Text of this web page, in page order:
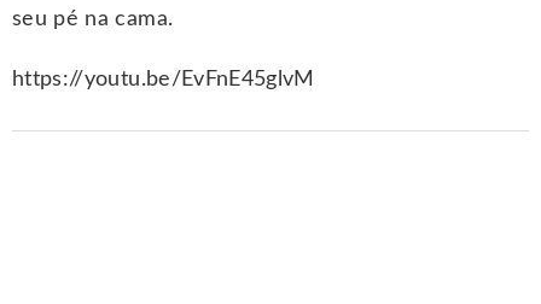
seu pé na cama.
https://youtu.be/EvFnE45glvM